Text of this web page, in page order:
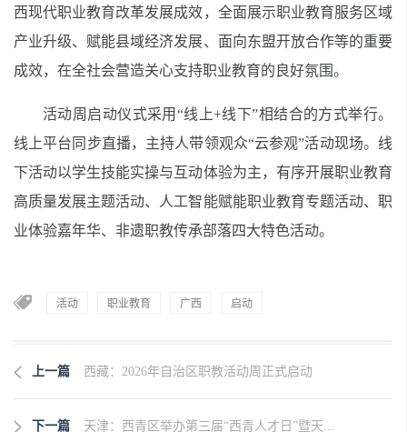
西现代职业教育改革发展成效，全面展示职业教育服务区域
产业升级、赋能县域经济发展、面向东盟开放合作等的重要
成效，在全社会营造关心支持职业教育的良好氛围。
活动周启动仪式采用“线上+线下”相结合的方式举行。
线上平台同步直播，主持人带领观众“云参观”活动现场。线
下活动以学生技能实操与互动体验为主，有序开展职业教育
高质量发展主题活动、人工智能赋能职业教育专题活动、职
业体验嘉年华、非遗职教传承部落四大特色活动。
活动 职业教育 广西 启动
上一篇 西藏：2026年自治区职教活动周正式启动
下一篇 天津：西青区举办第三届“西青人才日”暨天...